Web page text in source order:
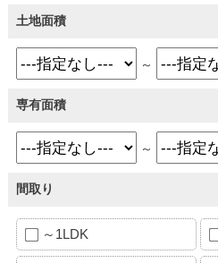
土地面積
～
専有面積
～
間取り
～1LDK